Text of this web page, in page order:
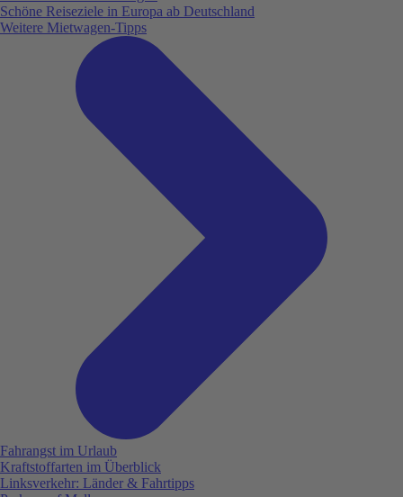
Schöne Reiseziele in Europa ab Deutschland
Weitere Mietwagen-Tipps
Fahrangst im Urlaub
Kraftstoffarten im Überblick
Linksverkehr: Länder & Fahrtipps